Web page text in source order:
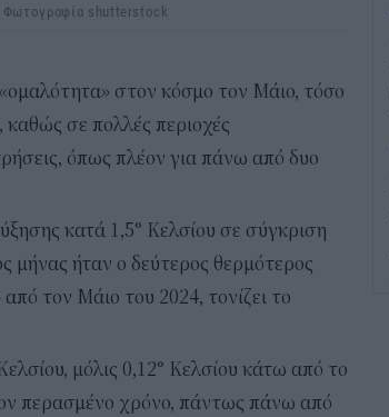
Φωτογραφία shutterstock
στον κόσμο τον Μάιο, τόσο
σε πολλές περιοχές
όπως πλέον για πάνω από δυο
κατά 1,5° Κελσίου σε σύγκριση
μήνας ήταν ο δεύτερος θερμότερος
τον Μάιο του 2024, τονίζει το
μόλις 0,12° Κελσίου κάτω από το
περασμένο χρόνο, πάντως πάνω από